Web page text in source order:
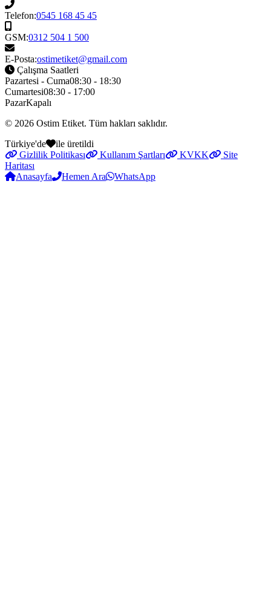
Telefon:0545 168 45 45
GSM:0312 504 1 500
E-Posta:ostimetiket@gmail.com
Çalışma Saatleri
Pazartesi - Cuma08:30 - 18:30
Cumartesi08:30 - 17:00
PazarKapalı
© 2026 Ostim Etiket. Tüm hakları saklıdır.
Türkiye'de
ile üretildi
Gizlilik Politikası
Kullanım Şartları KVKK
Site
Haritası
Anasayfa
Hemen Ara WhatsApp